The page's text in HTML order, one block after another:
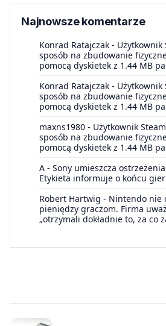
Najnowsze komentarze
Konrad Ratajczak - Użytkownik
sposób na zbudowanie
pomocą dyskietek z 1.44 MB
Konrad Ratajczak - Użytkownik
sposób na zbudowanie
pomocą dyskietek z 1.44 MB
maxns1980 - Użytkownik
sposób na zbudowanie
pomocą dyskietek z 1.44 MB
A - Sony umieszcza
Etykieta informuje o końcu gier
Robert Hartwig - Nintendo nie
pieniędzy graczom. Firma
„otrzymali dokładnie to, za co